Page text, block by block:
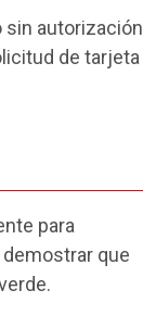
sin autorización
de tarjeta
para
que